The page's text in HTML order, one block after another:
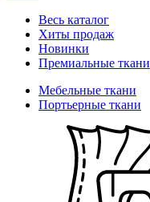
Весь каталог
Хиты продаж
Новинки
Премиальные ткани
Мебельные ткани
Портьерные ткани